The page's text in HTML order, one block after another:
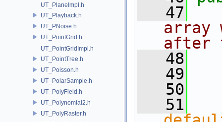
UT_PlaneImpl.h
UT_Playback.h
UT_PNoise.h
UT_PointGrid.h
UT_PointGridImpl.h
UT_PointTree.h
UT_Poisson.h
UT_PolarSample.h
UT_PolyField.h
UT_Polynomial2.h
UT_PolyRaster.h
   47
after
   48
   49
   50
   51